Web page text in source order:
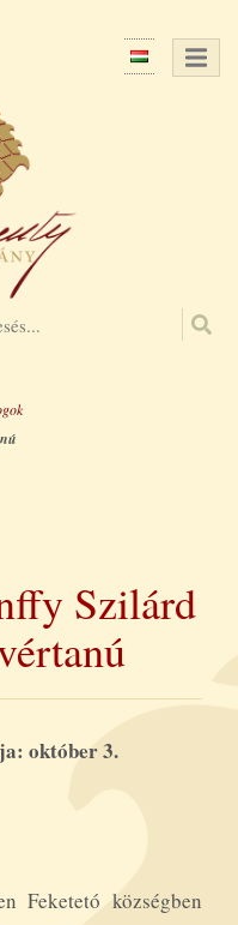
Szilárd
október 3.
Feketetó községben